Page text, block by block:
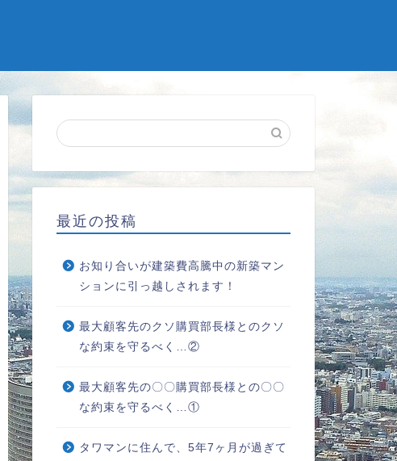
最近の投稿
お知り合いが建築費高騰中の新築マン
ションに引っ越しされます！
最大顧客先のクソ購買部長様とのクソ
な約束を守るべく…②
最大顧客先の〇〇購買部長様との〇〇
な約束を守るべく…①
タワマンに住んで、5年7ヶ月が過ぎて